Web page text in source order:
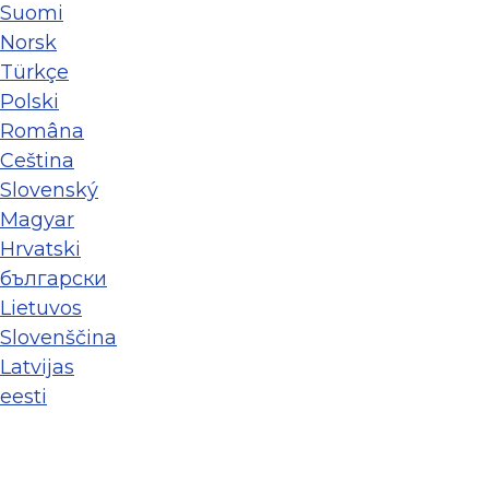
Suomi
Norsk
Türkçe
Polski
Româna
Ceština
Slovenský
Magyar
Hrvatski
български
Lietuvos
Slovenščina
Latvijas
eesti